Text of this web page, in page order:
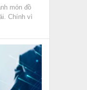
món đồ
Chính vì